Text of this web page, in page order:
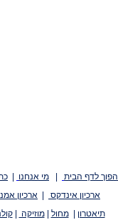
הפוך לדף הבית מי אנחנו
ארכיון אינדקס
ארכיון
תיאטרון
|מחול |מוזיקה |